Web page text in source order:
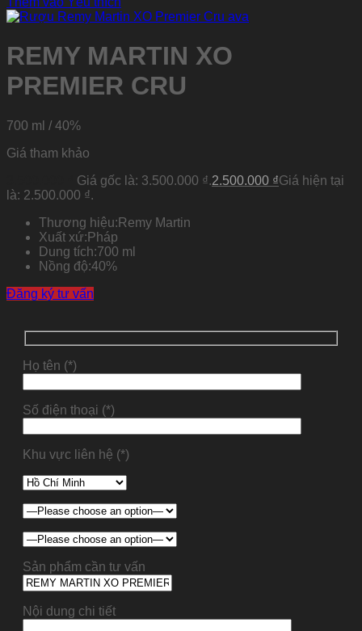
REMY MARTIN XO
PREMIER CRU
700 ml / 40%
Giá tham khảo
Giá gốc là: 3.500.000 ₫.2.500.000 ₫Giá hiện tại
là: 2.500.000 ₫.
Thương hiệu: Remy Martin
Xuất xứ: Pháp
Dung tích:700 ml
Nồng độ:40%
Đăng ký tư vấn
Họ tên (*)
Số điện thoại (*)
Khu vực liên hệ (*)
Sản phẩm cần tư vấn
Nội dung chi tiết